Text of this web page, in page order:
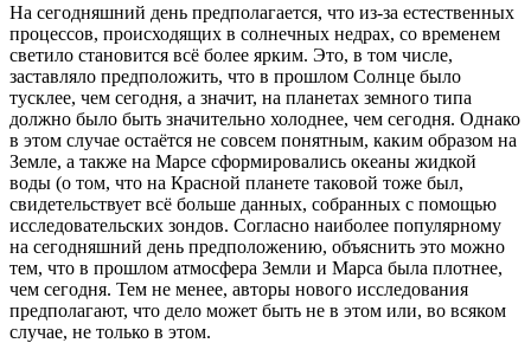
На сегодняшний день предполагается, что из-за естественных
процессов, происходящих в солнечных недрах, со временем
светило становится всё более ярким. Это, в том числе,
заставляло предположить, что в прошлом Солнце было
тусклее, чем сегодня, а значит, на планетах земного типа
должно было быть значительно холоднее, чем сегодня. Однако
в этом случае остаётся не совсем понятным, каким образом на
Земле, а также на Марсе сформировались океаны жидкой
воды (о том, что на Красной планете таковой тоже был,
свидетельствует всё больше данных, собранных с помощью
исследовательских зондов. Согласно наиболее популярному
на сегодняшний день предположению, объяснить это можно
тем, что в прошлом атмосфера Земли и Марса была плотнее,
чем сегодня. Тем не менее, авторы нового исследования
предполагают, что дело может быть не в этом или, во всяком
случае, не только в этом.